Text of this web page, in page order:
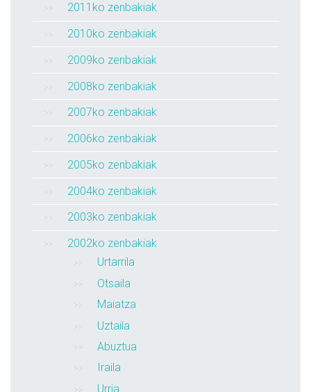
2011ko zenbakiak
2010ko zenbakiak
2009ko zenbakiak
2008ko zenbakiak
2007ko zenbakiak
2006ko zenbakiak
2005ko zenbakiak
2004ko zenbakiak
2003ko zenbakiak
2002ko zenbakiak
Urtarrila
Otsaila
Maiatza
Uztaila
Abuztua
Iraila
Urria